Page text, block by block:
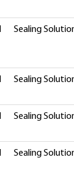
Sealing
Sealing
Sealing
Sealing